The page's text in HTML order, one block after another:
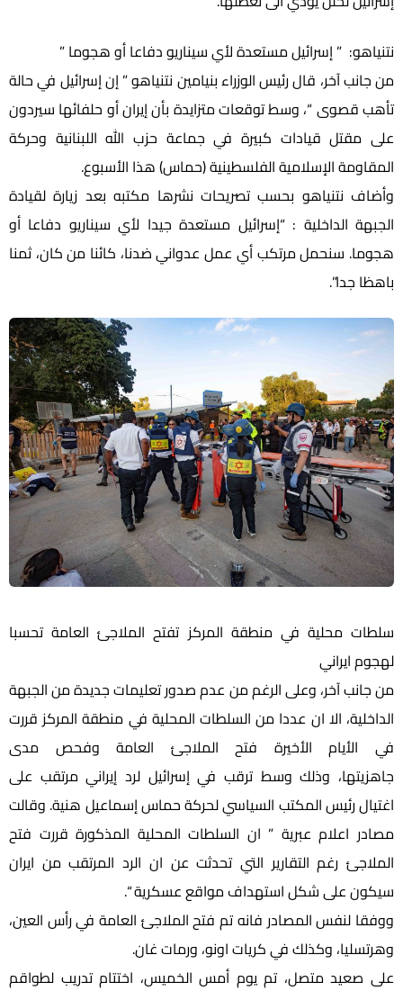
نتنياهو: ” إسرائيل مستعدة لأي سيناريو دفاعا أو هجوما ”
من جانب آخر، قال رئيس الوزراء بنيامين نتنياهو ” إن إسرائيل في حالة
تأهب قصوى “، وسط توقعات متزايدة بأن إيران أو حلفائها سيردون
على مقتل قيادات كبيرة في جماعة حزب الله اللبنانية وحركة
المقاومة الإسلامية الفلسطينية (حماس) هذا الأسبوع.
وأضاف نتنياهو بحسب تصريحات نشرها مكتبه بعد زيارة لقيادة
الجبهة الداخلية : “إسرائيل مستعدة جيدا لأي سيناريو دفاعا أو
هجوما. سنحمل مرتكب أي عمل عدواني ضدنا، كائنا من كان، ثمنا
باهظا جدا”.
سلطات محلية في منطقة المركز تفتح الملاجئ العامة تحسبا
لهجوم ايراني
من جانب آخر، وعلى الرغم من عدم صدور تعليمات جديدة من الجبهة
الداخلية، الا ان عددا من السلطات المحلية في منطقة المركز قررت
في الأيام الأخيرة فتح الملاجئ العامة وفحص مدى
جاهزيتها، وذلك وسط ترقب في إسرائيل لرد إيراني مرتقب على
اغتيال رئيس المكتب السياسي لحركة حماس إسماعيل هنية. وقالت
مصادر اعلام عبرية ” ان السلطات المحلية المذكورة قررت فتح
الملاجئ رغم التقارير التي تحدثت عن ان الرد المرتقب من ايران
سيكون على شكل استهداف مواقع عسكرية “.
ووفقا لنفس المصادر فانه تم فتح الملاجئ العامة في رأس العين،
وهرتسليا، وكذلك في كريات اونو، ورمات غان.
على صعيد متصل، تم يوم أمس الخميس، اختتام تدريب لطواقم